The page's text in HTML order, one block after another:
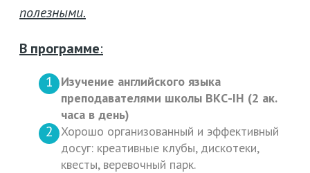
полезными.
В программе:
Изучение английского языка
преподавателями школы ВКС-IH (2 ак.
часа в день)
Хорошо организованный и эффективный
досуг: креативные клубы, дискотеки,
квесты, веревочный парк.